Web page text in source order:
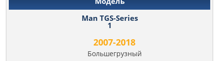
Man TGS-Series
1
2007-2018
Большегрузный